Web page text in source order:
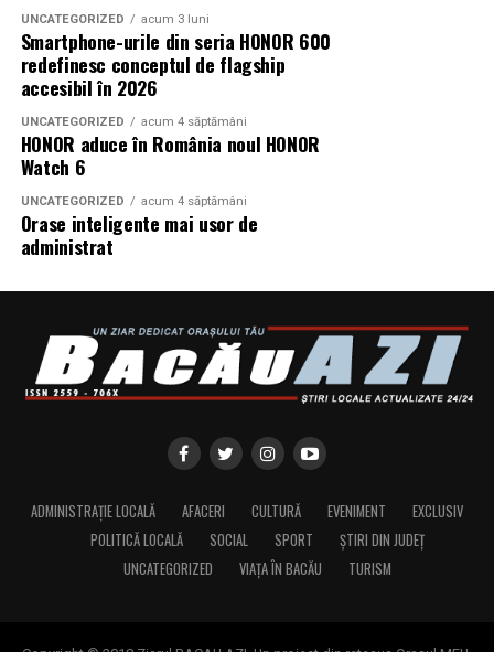
bilete de o zi la pretul de 351 lei pentru vineri si
sambata, respectiv 426.6 lei pentru duminica.
UNCATEGORIZED acum 3 luni
Smartphone-urile din seria HONOR 600
redefinesc conceptul de flagship
accesibil în 2026
UNCATEGORIZED acum 4 săptămâni
HONOR aduce în România noul HONOR
Watch 6
UNCATEGORIZED acum 4 săptămâni
Orase inteligente mai usor de
administrat
ADMINISTRAȚIE LOCALĂ AFACERI CULTURĂ EVENIMENT
EXCLUSIV
POLITICĂ LOCALĂ
SOCIAL SPORT
ȘTIRI DIN JUDEȚ
UNCATEGORIZED
VIAȚA ÎN BACĂU TURISM